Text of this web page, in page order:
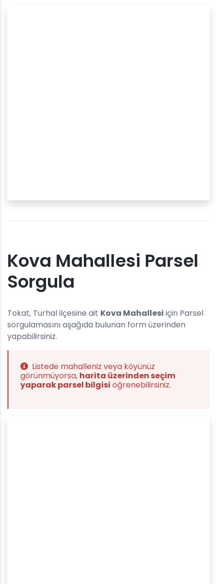
Kova Mahallesi Parsel
Sorgula
Tokat, Turhal ilçesine ait Kova Mahallesi için Parsel
sorgulamasını aşağıda bulunan form üzerinden
yapabilirsiniz.
Listede mahalleniz veya köyünüz
görünmüyorsa, harita üzerinden seçim
yaparak parsel bilgisi öğrenebilirsiniz.